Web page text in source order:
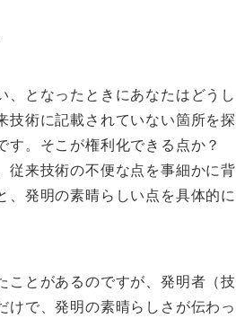
となったときにあなたはどうし
術に記載されていない箇所を探
す。そこが権利化できる点か？
従来技術の不便な点を事細かに背
、発明の素晴らしい点を具体的に
とがあるのですが、発明者（技
で、発明の素晴らしさが伝わっ